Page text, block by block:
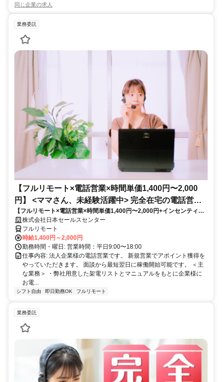
同じ企業の求人
業務委託
【フルリモート×電話営業×時間単価1,400円〜2,000
円】 <ママさん、未経験活躍中> 完全在宅の電話営業
で家庭と仕事の両立を実現
【フルリモート×電話営業×時間単価1,400円〜2,000円+インセンティブ
あり】 ＜ママさん、未経験活躍中＞ 完全在宅の電話営業で家庭と仕事の
両立を実現
株式会社日本セールスセンター
フルリモート
時給1,400円～2,000円
勤務時間・曜日: 営業時間：平日9:00〜18:00
仕事内容: 法人企業様の電話営業です。 新規営業でアポイント獲得を
やっていただきます。 面談から最短翌日に稼働開始可能です。 ＜主
な業務＞ ・弊社用意した架電リストとマニュアルをもとに企業様に
お電...
シフト自由 即日勤務OK フルリモート
業務委託